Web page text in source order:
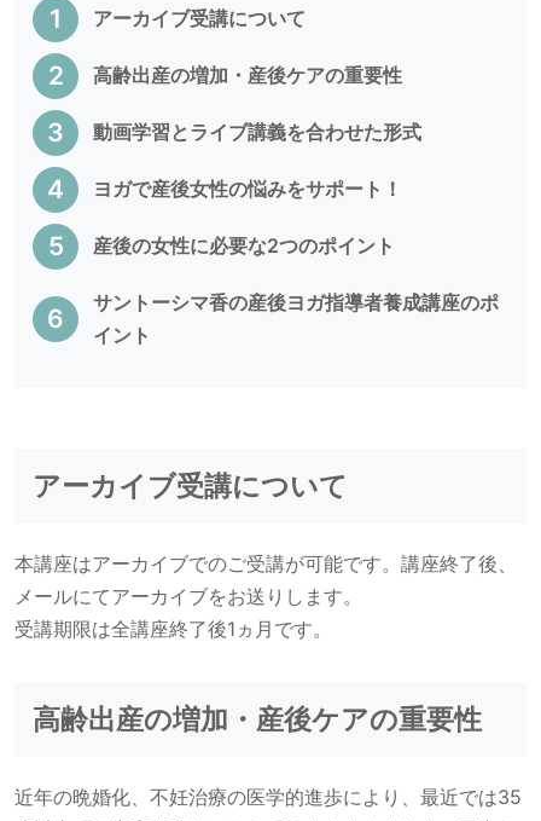
アーカイブ受講について
高齢出産の増加・産後ケアの重要性
動画学習とライブ講義を合わせた形式
ヨガで産後女性の悩みをサポート！
産後の女性に必要な2つのポイント
サントーシマ香の産後ヨガ指導者養成講座のポ
イント
アーカイブ受講について
本講座はアーカイブでのご受講が可能です。講座終了後、
メールにてアーカイブをお送りします。
受講期限は全講座終了後1ヵ月です。
高齢出産の増加・産後ケアの重要性
近年の晩婚化、不妊治療の医学的進歩により、最近では35